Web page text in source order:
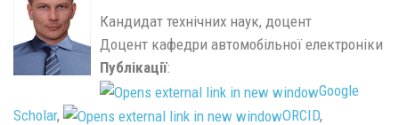
Кандидат технічних наук, доцент
Доцент кафедри автомобільної електроніки
Публікації:
Google
Scholar, ORCID,